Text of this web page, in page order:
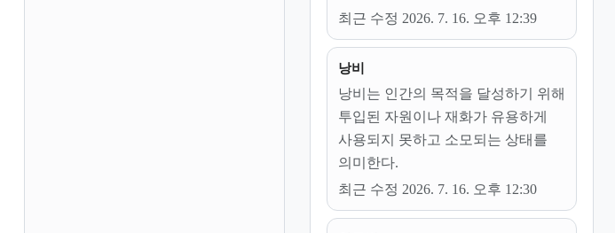
최근 수정 2026. 7. 16. 오후 12:39
낭비
낭비는 인간의 목적을 달성하기 위해
투입된 자원이나 재화가 유용하게
사용되지 못하고 소모되는 상태를
의미한다.
최근 수정 2026. 7. 16. 오후 12:30